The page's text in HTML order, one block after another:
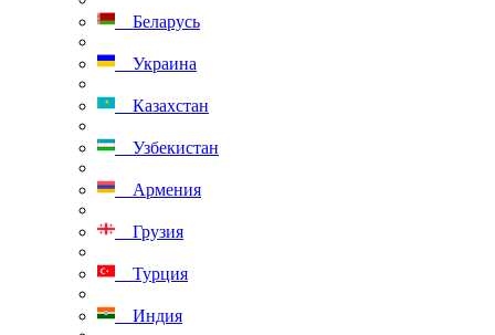
Беларусь
Украина
Казахстан
Узбекистан
Армения
Грузия
Турция
Индия